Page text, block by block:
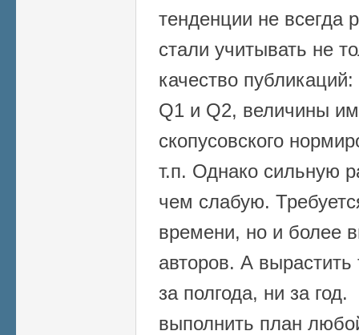
тенденции не всегда
стали учитывать не
качество
Q1 и Q2, величины
скопусовского
т.п. Однако сильную
чем слабую.
времени, но и более
авторов. А вырастить
за полгода, ни за
выполнить план